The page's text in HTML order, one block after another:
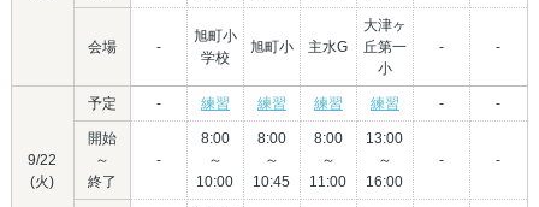
会場 -
旭町小
学校
旭町小 主水G
大津ヶ
丘第一
小
- -
9/22
(火)
予定 - 練習 練習 練習 練習 - -
開始
～
終了
-
8:00
～
10:00
8:00
～
10:45
8:00
～
11:00
13:00
～
16:00
- -